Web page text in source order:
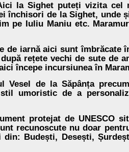
la Sighet puteți vizita cel
închisori de la Sighet, unde
pe Iuliu Maniu etc.
de iarnă aici sunt îmbrăcate
rețete vechi de sute de
începe incursiunea în
de la Săpânța
umoristic de a
protejat de UNESCO
recunoscute nu doar
Budești, Desești,